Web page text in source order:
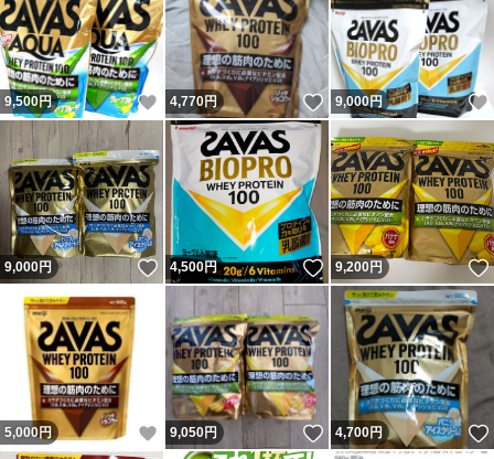
9,500円 いいね！
4,770円 いいね！
9,000円
9,000円 いいね！
4,500円 いいね！
9,200円
5,000円 いいね！
9,050円 いいね！
4,700円